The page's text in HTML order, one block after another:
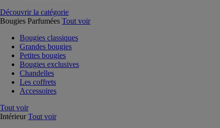
Découvrir la catégorie
Bougies Parfumées Tout voir
Bougies classiques
Grandes bougies
Petites bougies
Bougies exclusives
Chandelles
Les coffrets
Accessoires
Tout voir
Intérieur Tout voir